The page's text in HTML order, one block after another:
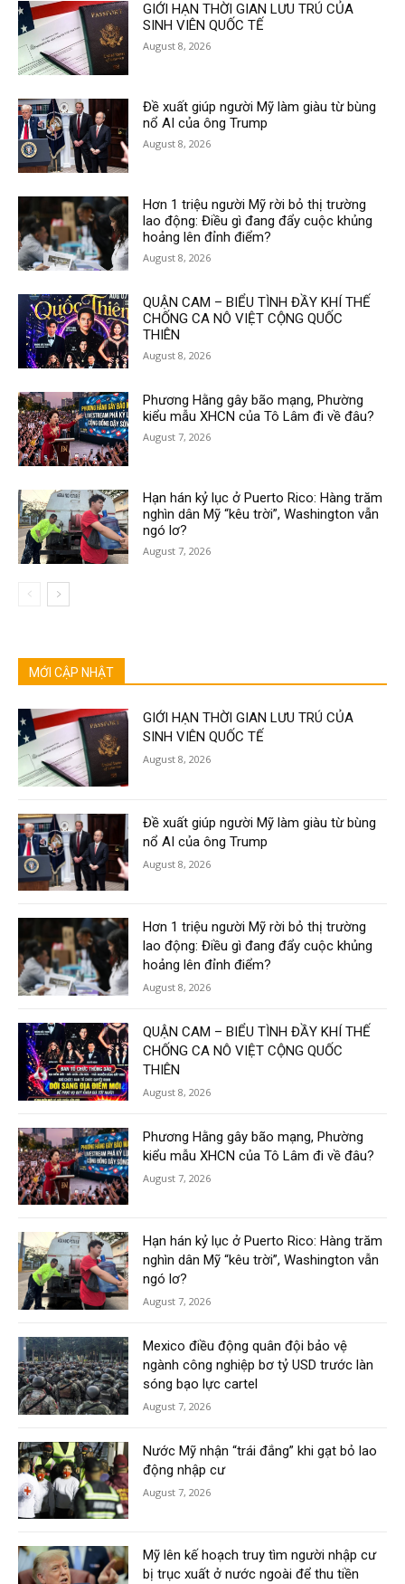
GIỚI HẠN THỜI GIAN LƯU TRÚ CỦA
SINH VIÊN QUỐC TẾ
August 8, 2026
Đề xuất giúp người Mỹ làm giàu từ bùng
nổ AI của ông Trump
August 8, 2026
Hơn 1 triệu người Mỹ rời bỏ thị trường
lao động: Điều gì đang đẩy cuộc khủng
hoảng lên đỉnh điểm?
August 8, 2026
QUẬN CAM – BIỂU TÌNH ĐẦY KHÍ THẾ
CHỐNG CA NÔ VIỆT CỘNG QUỐC
THIÊN
August 8, 2026
Phương Hằng gây bão mạng, Phường
kiểu mẫu XHCN của Tô Lâm đi về đâu?
August 7, 2026
Hạn hán kỷ lục ở Puerto Rico: Hàng trăm
nghìn dân Mỹ “kêu trời”, Washington vẫn
ngó lơ?
August 7, 2026
MỚI CẬP NHẬT
GIỚI HẠN THỜI GIAN LƯU TRÚ CỦA
SINH VIÊN QUỐC TẾ
August 8, 2026
Đề xuất giúp người Mỹ làm giàu từ bùng
nổ AI của ông Trump
August 8, 2026
Hơn 1 triệu người Mỹ rời bỏ thị trường
lao động: Điều gì đang đẩy cuộc khủng
hoảng lên đỉnh điểm?
August 8, 2026
QUẬN CAM – BIỂU TÌNH ĐẦY KHÍ THẾ
CHỐNG CA NÔ VIỆT CỘNG QUỐC
THIÊN
August 8, 2026
Phương Hằng gây bão mạng, Phường
kiểu mẫu XHCN của Tô Lâm đi về đâu?
August 7, 2026
Hạn hán kỷ lục ở Puerto Rico: Hàng trăm
nghìn dân Mỹ “kêu trời”, Washington vẫn
ngó lơ?
August 7, 2026
Mexico điều động quân đội bảo vệ
ngành công nghiệp bơ tỷ USD trước làn
sóng bạo lực cartel
August 7, 2026
Nước Mỹ nhận “trái đắng” khi gạt bỏ lao
động nhập cư
August 7, 2026
Mỹ lên kế hoạch truy tìm người nhập cư
bị trục xuất ở nước ngoài để thu tiền